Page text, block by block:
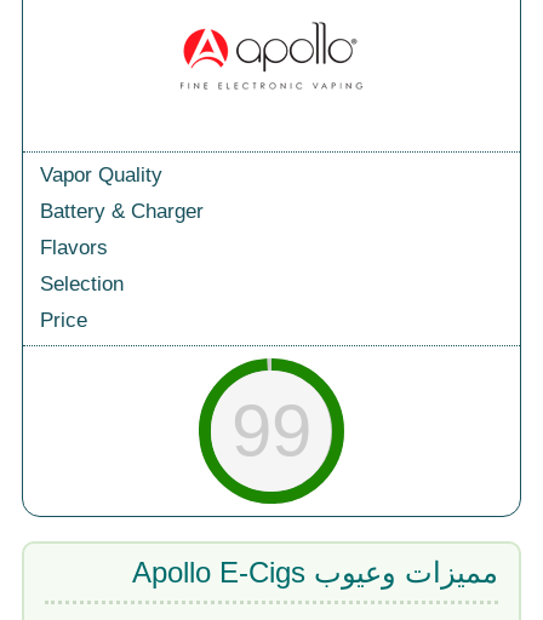
Vapor Quality
Battery & Charger
Flavors
Selection
Price
99
مميزات وعيوب Apollo E-Cigs